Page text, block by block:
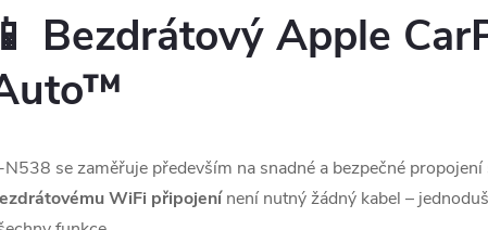
📱 Bezdrátový Apple
N538 se zaměřuje především na snadné a bezpečné
WiFi připojenínení nutný žádný kabel –